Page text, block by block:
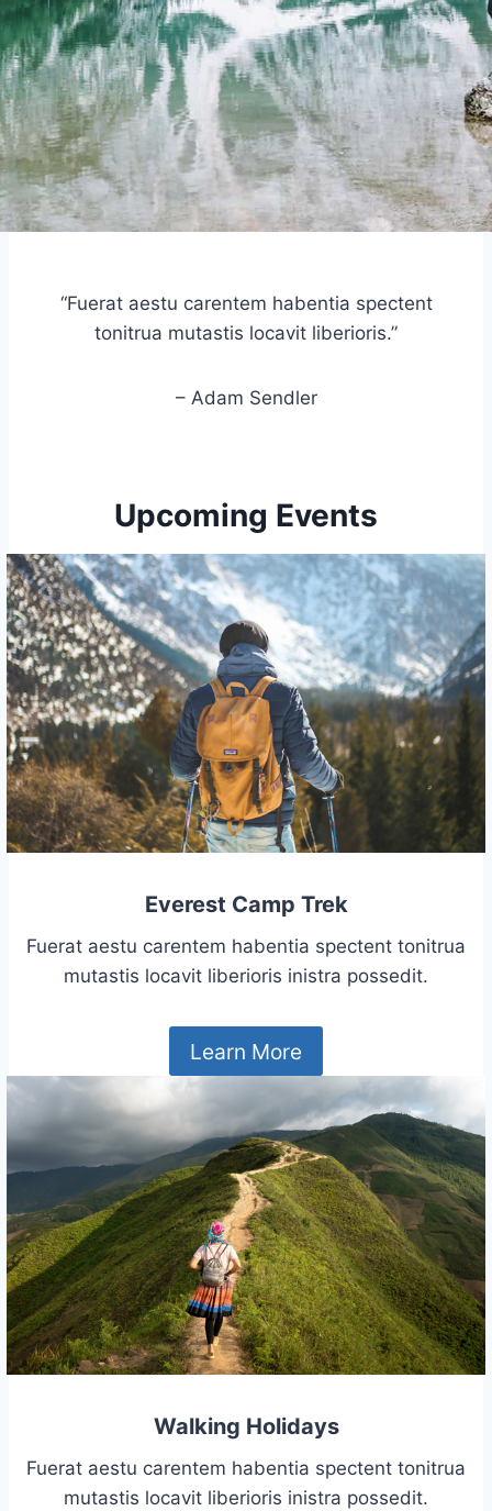
“Fuerat aestu carentem habentia spectent
tonitrua mutastis locavit liberioris.”
– Adam Sendler
Upcoming Events
Everest Camp Trek
Fuerat aestu carentem habentia spectent tonitrua
mutastis locavit liberioris inistra possedit.
Learn More
Walking Holidays
Fuerat aestu carentem habentia spectent tonitrua
mutastis locavit liberioris inistra possedit.